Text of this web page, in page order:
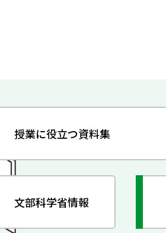
授業に役立つ資料集
文部科学省情報